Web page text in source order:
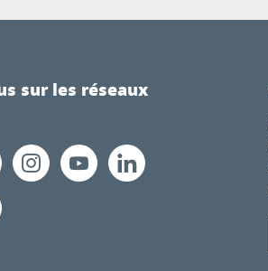
sur les réseaux